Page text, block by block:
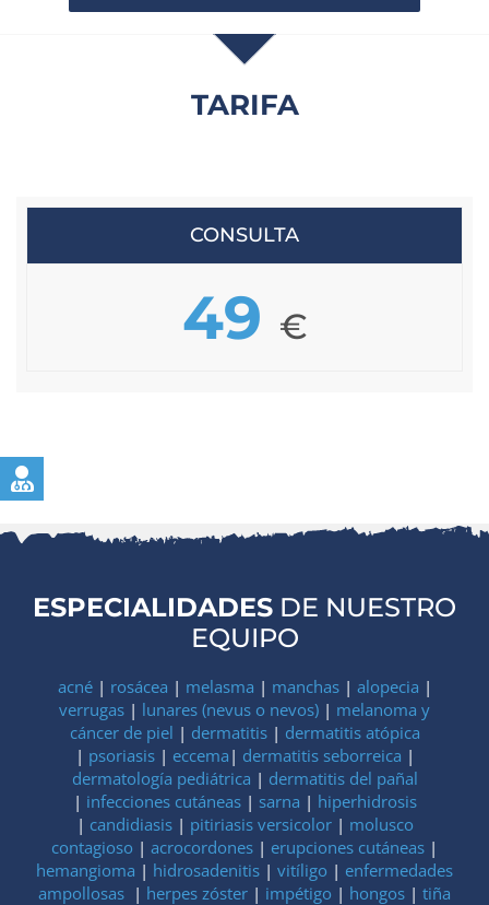
TARIFA
CONSULTA
49 €
ESPECIALIDADES DE NUESTRO
EQUIPO
acné| rosácea | melasma | manchas| alopecia |
verrugas | lunares (nevus o nevos) | melanoma y
cáncer de piel | dermatitis| dermatitis atópica
| psoriasis| eccema | dermatitis seborreica |
dermatología pediátrica | dermatitis del pañal
| infecciones cutáneas| sarna | hiperhidrosis
| candidiasis| pitiriasis versicolor| molusco
contagioso | acrocordones | erupciones cutáneas |
hemangioma | hidrosadenitis | vitíligo | enfermedades
ampollosas | herpes zóster | impétigo | hongos | tiña